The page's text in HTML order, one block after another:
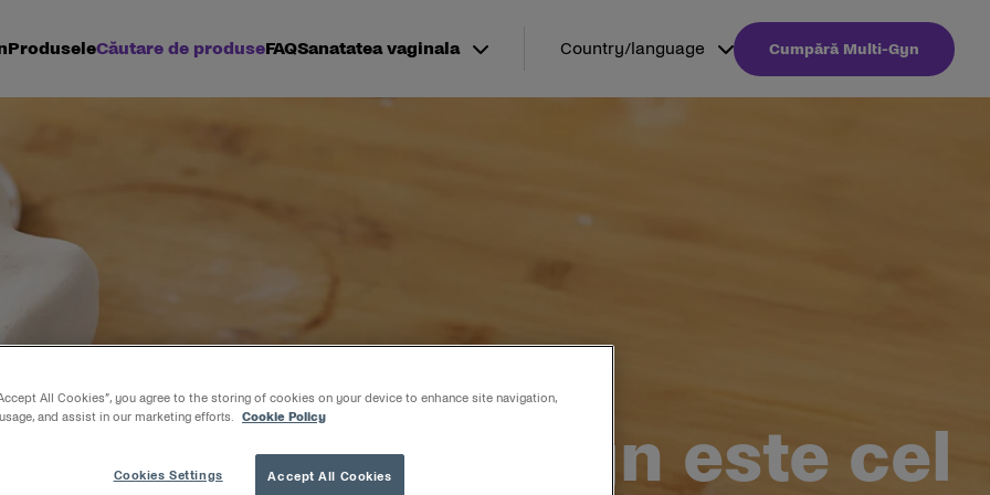
ProduseleCăutare de produseFAQSanatatea vaginala Country/language Cumpără Multi-Gyn
gama Multi-Gyn este cel
All Cookies”, you agree to the storing of cookies on your device to enhance site navigation,
and assist in our marketing efforts.
Cookie Policy
Accept All Cookies
Cookies Settings